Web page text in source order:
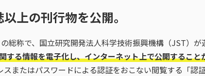
上の刊行物を公開。
総称で、国立研究開発法人科学技術振興機構（JST）が
する情報を電子化し、インターネット上で公開すること
またはパスワードによる認証をおこない閲覧する「認